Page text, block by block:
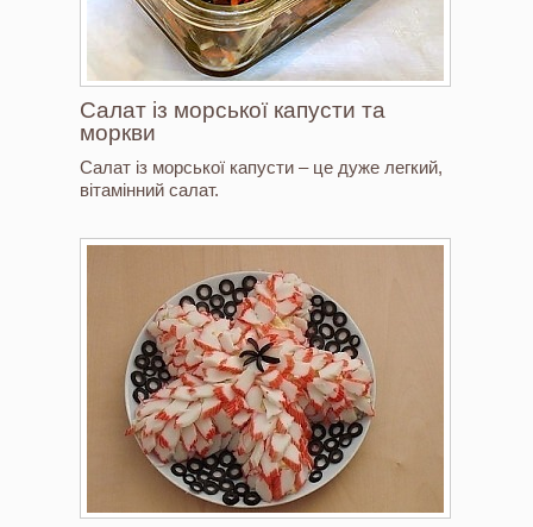
Салат із морської капусти та
моркви
Салат із морської капусти – це дуже легкий,
вітамінний салат.